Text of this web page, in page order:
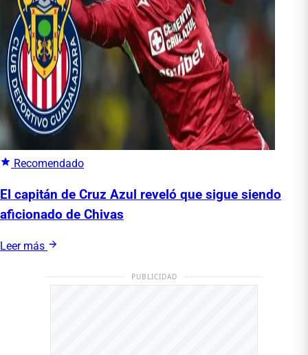
Recomendado
El capitán de Cruz Azul reveló que sigue siendo
aficionado de Chivas
Leer más
PUBLICIDAD